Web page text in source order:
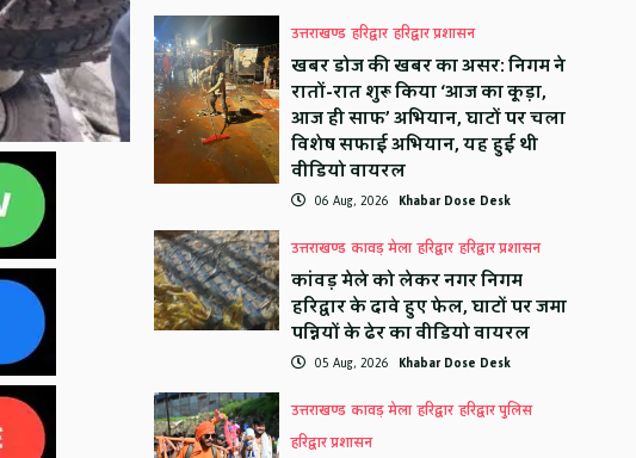
उत्तराखण्ड हरिद्वार हरिद्वार प्रशासन
खबर डोज की खबर का असर: निगम ने
रातों-रात शुरू किया ‘आज का कूड़ा,
आज ही साफ’ अभियान, घाटों पर चला
विशेष सफाई अभियान, यह हुई थी
वीडियो वायरल
06 Aug, 2026 Khabar Dose Desk
उत्तराखण्ड कावड़ मेला हरिद्वार हरिद्वार प्रशासन
कांवड़ मेले को लेकर नगर निगम
हरिद्वार के दावे हुए फेल, घाटों पर जमा
पन्नियों के ढेर का वीडियो वायरल
05 Aug, 2026 Khabar Dose Desk
उत्तराखण्ड कावड़ मेला हरिद्वार हरिद्वार पुलिस
हरिद्वार प्रशासन